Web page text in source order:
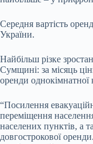
Середня вартість
України.
Найбільш різке
Сумщині: за місяць
оренди однокімнатної
“Посилення
переміщення
населених пунктів, а
довгострокової